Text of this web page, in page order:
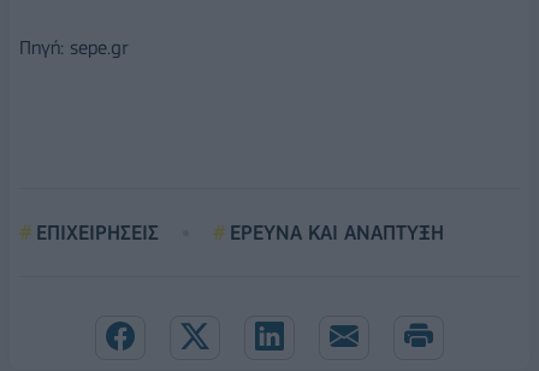
Πηγή: sepe.gr
ΕΠΙΧΕΙΡΗΣΕΙΣ ΕΡΕΥΝΑ ΚΑΙ ΑΝΑΠΤΥΞΗ